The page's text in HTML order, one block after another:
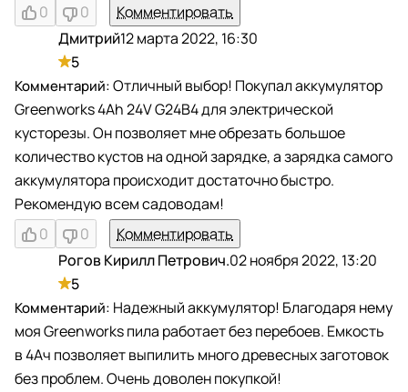
0
0
Комментировать
Дмитрий12 марта 2022, 16:30
5
Отличный выбор! Покупал аккумулятор
Greenworks 4Ah 24V G24B4 для электрической
кусторезы. Он позволяет мне обрезать большое
количество кустов на одной зарядке, а зарядка самого
аккумулятора происходит достаточно быстро.
Рекомендую всем садоводам!
0
0
Комментировать
Рогов Кирилл Петрович.02 ноября 2022, 13:20
5
Надежный аккумулятор! Благодаря нему
моя Greenworks пила работает без перебоев. Емкость
в 4Ач позволяет выпилить много древесных заготовок
без проблем. Очень доволен покупкой!